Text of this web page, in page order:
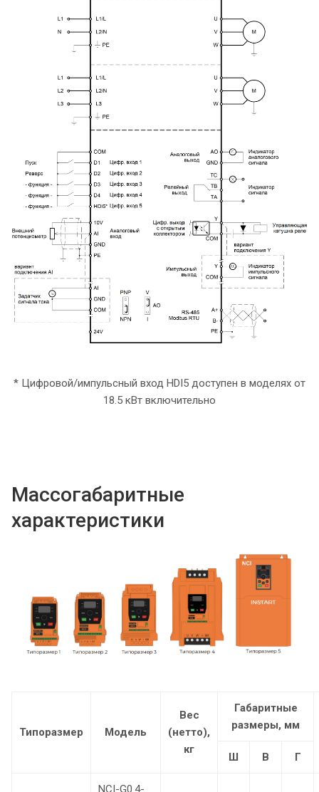
* Цифровой/импульсный вход HDI5 доступен в моделях от
18.5 кВт включительно
Массогабаритные
характеристики
Типоразмер Модель
Вес
(нетто),
кг
Габаритные
размеры, мм
Ш В Г
NCI-G0.4-